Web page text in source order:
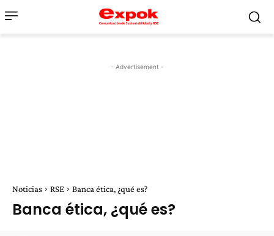
- Advertisement -
Noticias RSE Banca ética, ¿qué es?
Banca ética, ¿qué es?